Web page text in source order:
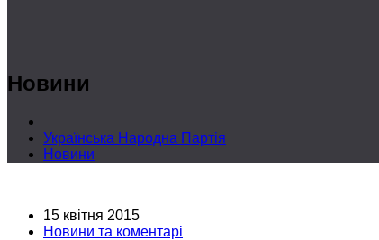
Новини
Українська Народна Партія
Новини
15 квітня 2015
Новини та коментарі